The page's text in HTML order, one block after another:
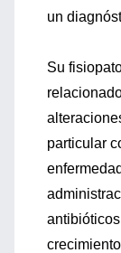
un
Su
particular